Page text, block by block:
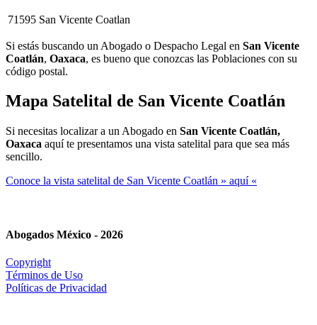
71595 San Vicente Coatlan
Si estás buscando un Abogado o Despacho Legal en San Vicente
Coatlán, Oaxaca, es bueno que conozcas las Poblaciones con su
código postal.
Mapa Satelital de San Vicente Coatlán
Si necesitas localizar a un Abogado en San Vicente Coatlán,
Oaxaca aquí te presentamos una vista satelital para que sea más
sencillo.
Conoce la vista satelital de San Vicente Coatlán » aquí «
Abogados México - 2026
Copyright
Términos de Uso
Políticas de Privacidad